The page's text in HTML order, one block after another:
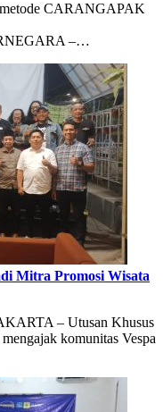
metode CARANGAPAK
–…
Mitra Promosi Wisata
– Utusan Khusus
komunitas Vespa